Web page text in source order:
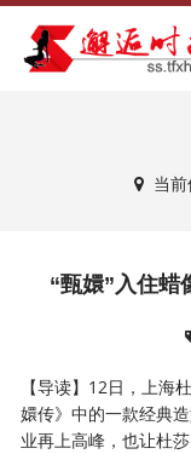
当前
“甄嬛”入住蜡
【导读】12日，上海
嬛传》中的一款经典
业再上高峰，也让杜